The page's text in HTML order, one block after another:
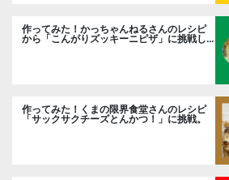
作ってみた！かっちゃんねるさんのレシピ
から「こんがりズッキーニピザ」に挑戦し
作ってみた！くまの限界食堂さんのレシピ
「サックサクチーズとんかつ！」に挑戦。